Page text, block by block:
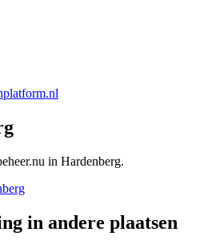
in Hardenberg.
in andere plaatsen